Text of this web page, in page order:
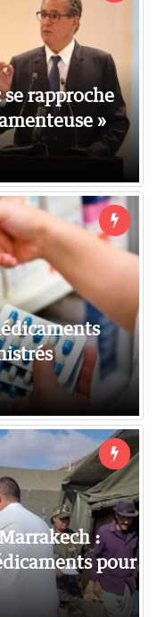
rapproche
»
:
pour